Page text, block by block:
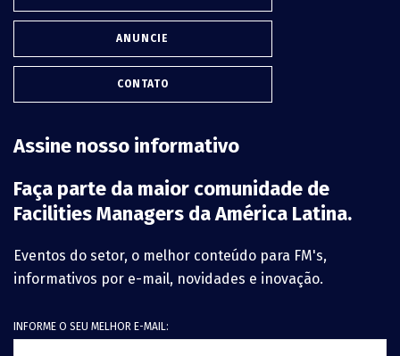
ANUNCIE
CONTATO
Assine nosso informativo
Faça parte da maior comunidade de
Facilities Managers da América Latina.
Eventos do setor, o melhor conteúdo para FM's,
informativos por e-mail, novidades e inovação.
INFORME O SEU MELHOR E-MAIL: